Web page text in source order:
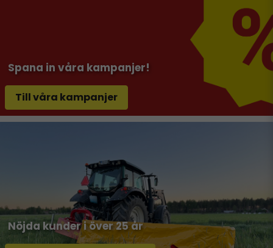
Spana in våra kampanjer!
Till våra kampanjer
Nöjda kunder i över 25 år